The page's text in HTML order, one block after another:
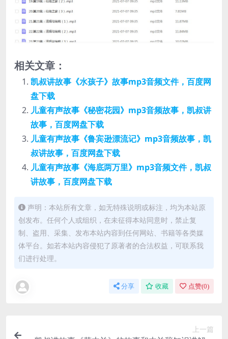
相关文章：
凯叔讲故事《水孩子》故事mp3音频文件，百度网
盘下载
儿童有声故事《秘密花园》mp3音频故事，凯叔讲
故事，百度网盘下载
儿童有声故事《鲁宾逊漂流记》mp3音频故事，凯
叔讲故事，百度网盘下载
儿童有声故事《海底两万里》mp3音频文件，凯叔
讲故事，百度网盘下载
声明：本站所有文章，如无特殊说明或标注，均为本站原
创发布。任何个人或组织，在未征得本站同意时，禁止复
制、盗用、采集、发布本站内容到任何网站、书籍等各类媒
体平台。如若本站内容侵犯了原著者的合法权益，可联系我
们进行处理。
分享 收藏 点赞(0)
上一篇